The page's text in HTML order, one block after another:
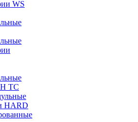
WS
TC
HARD